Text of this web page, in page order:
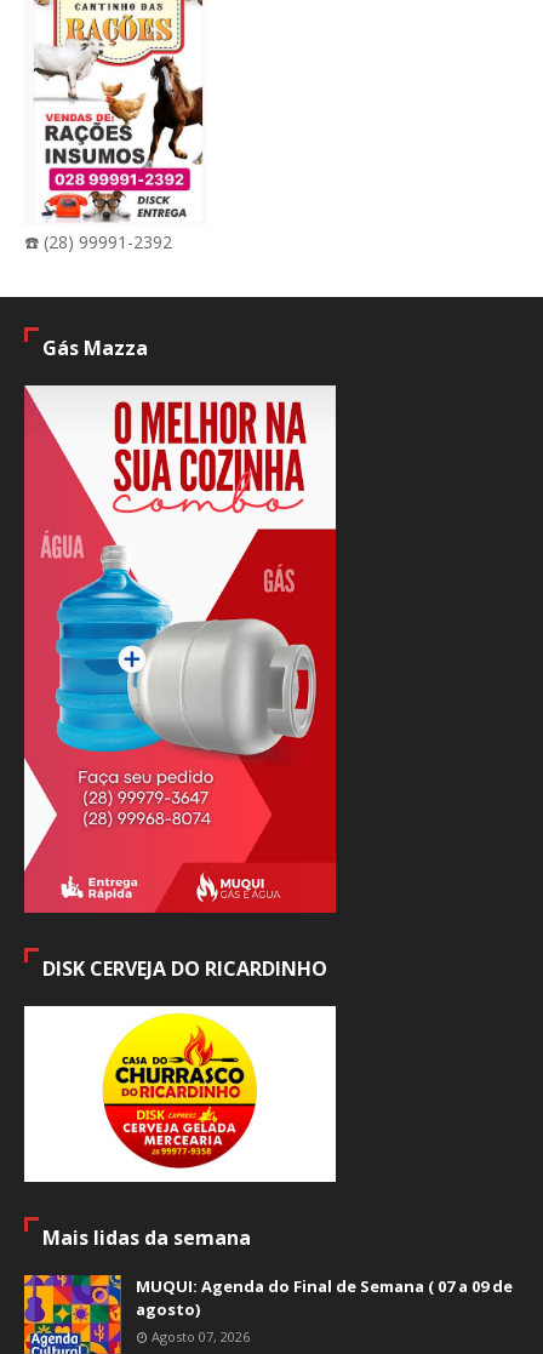
☎️ (28) 99991-2392
Gás Mazza
DISK CERVEJA DO RICARDINHO
Mais lidas da semana
MUQUI: Agenda do Final de Semana ( 07 a 09 de
agosto)
Agosto 07, 2026